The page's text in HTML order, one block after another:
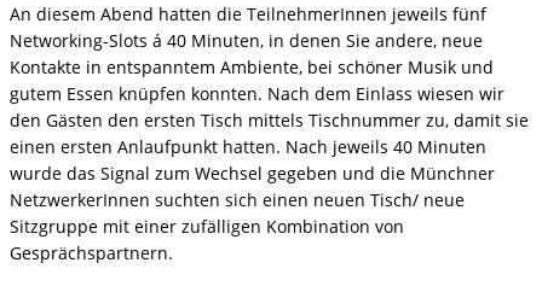
An diesem Abend hatten die TeilnehmerInnen jeweils fünf
Networking-Slots á 40 Minuten, in denen Sie andere, neue
Kontakte in entspanntem Ambiente, bei schöner Musik und
gutem Essen knüpfen konnten. Nach dem Einlass wiesen wir
den Gästen den ersten Tisch mittels Tischnummer zu, damit sie
einen ersten Anlaufpunkt hatten. Nach jeweils 40 Minuten
wurde das Signal zum Wechsel gegeben und die Münchner
NetzwerkerInnen suchten sich einen neuen Tisch/ neue
Sitzgruppe mit einer zufälligen Kombination von
Gesprächspartnern.